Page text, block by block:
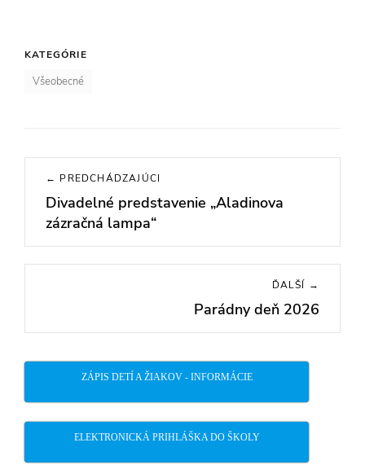
KATEGÓRIE
Všeobecné
článku
← PREDCHÁDZAJÚCI
Previous
post:
Divadelné predstavenie „Aladinova
zázračná lampa“
ĎALŠÍ →
post:
Parádny deň 2026
ZÁPIS DETÍ A ŽIAKOV - INFORMÁCIE
ELEKTRONICKÁ PRIHLÁŠKA DO ŠKOLY